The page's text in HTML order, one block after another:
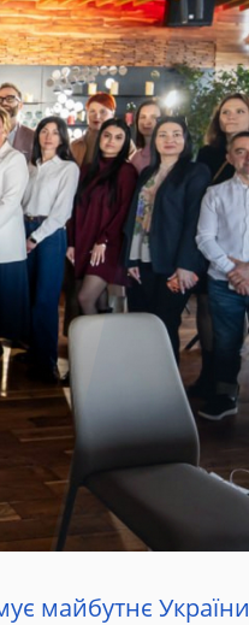
майбутнє України